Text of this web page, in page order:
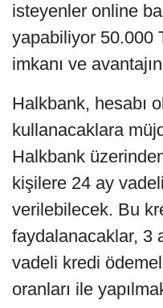
isteyenler online
yapabiliyor 50.000
imkanı ve
Halkbank, hesabı
kullanacaklara
Halkbank
kişilere 24 ay
verilebilecek. Bu
faydalanacaklar, 3
vadeli kredi
oranları ile